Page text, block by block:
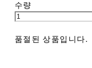
수량
품절된 상품입니다.